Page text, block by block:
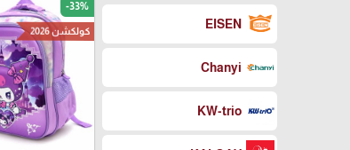
EISEN
Chanyi
KW-trio
-33%
كولكشن 2026